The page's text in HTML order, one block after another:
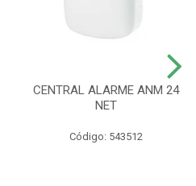
CENTRAL ALARME ANM 24
NET
Código: 543512